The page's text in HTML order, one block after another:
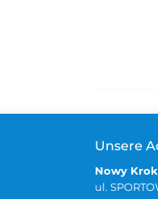
Unsere
Nowy Krok
ul.